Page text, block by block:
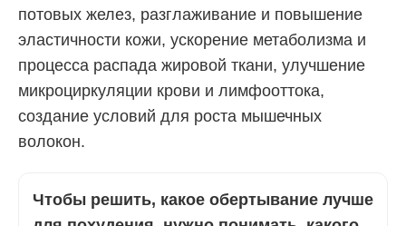
потовых желез, разглаживание и повышение
эластичности кожи, ускорение метаболизма и
процесса распада жировой ткани, улучшение
микроциркуляции крови и лимфооттока,
создание условий для роста мышечных
волокон.
Чтобы решить, какое обертывание лучше